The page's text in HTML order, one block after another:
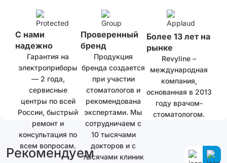
С нами
надежно
Гарантия на
электроприборы
— 2 года,
сервисные
центры по всей
России, быстрый
ремонт и
консультация по
всем вопросам.
Проверенный
бренд
Продукция
бренда создается
при участии
стоматологов и
рекомендована
экспертами. Мы
сотрудничаем с
10 тысячами
докторов и с
тысячами клиник
Более 13 лет на
рынке
Revyline –
международная
компания,
основанная в 2013
году врачом-
стоматологом.
Рекомендуем